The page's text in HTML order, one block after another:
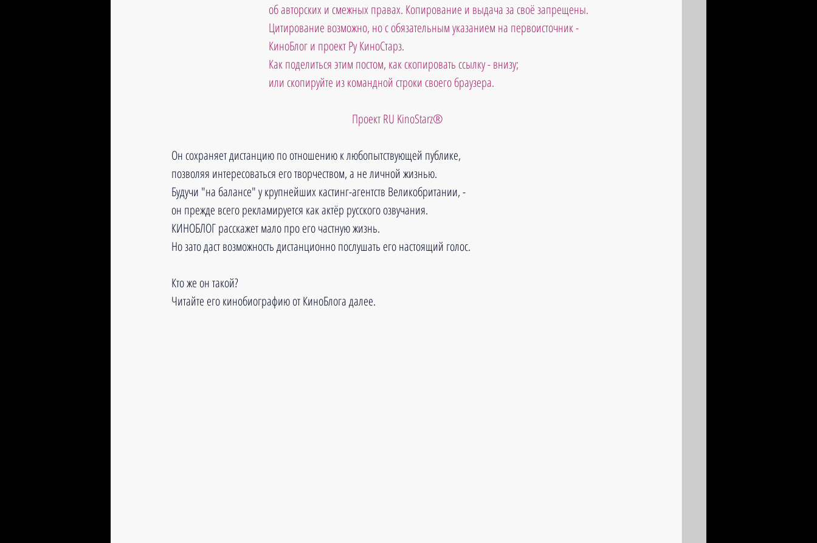
об авторских и смежных правах. Копирование и выдача за своё запрещены.
Цитирование возможно, но с обязательным указанием на первоисточник -
КиноБлог и проект Ру КиноСтарз.
Как поделиться этим постом, как скопировать ссылку - внизу;
или скопируйте из командной строки своего браузера.
Проект RU KinoStarz®
Он сохраняет дистанцию по отношению к любопытствующей публике,
позволяя интересоваться его творчеством, а не личной жизнью.
Будучи "на балансе" у крупнейших кастинг-агентств Великобритании, -
он прежде всего рекламируется как актёр русского озвучания.
КИНОБЛОГ расскажет мало про его частную жизнь.
Но зато даст возможность дистанционно послушать его настоящий голос.
Кто же он такой?
Читайте его кинобиографию от КиноБлога далее.